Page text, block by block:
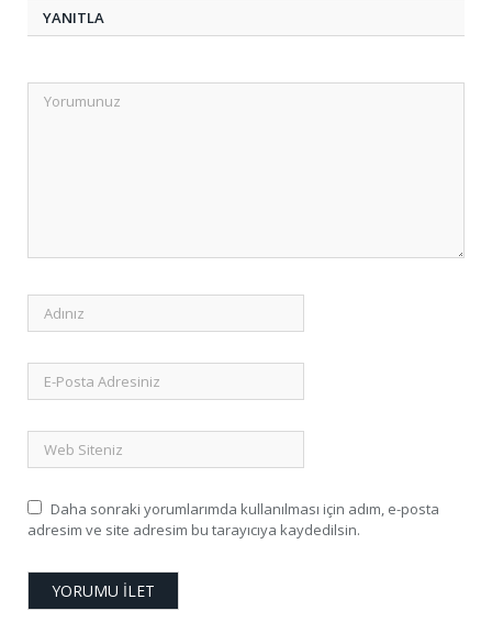
YANITLA
Daha sonraki yorumlarımda kullanılması için adım, e-posta
adresim ve site adresim bu tarayıcıya kaydedilsin.